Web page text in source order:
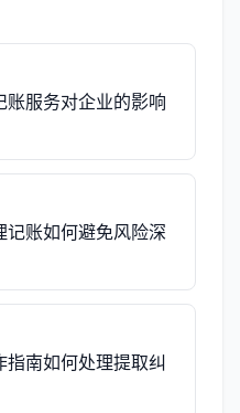
服务对企业的影响
账如何避免风险深
南如何处理提取纠